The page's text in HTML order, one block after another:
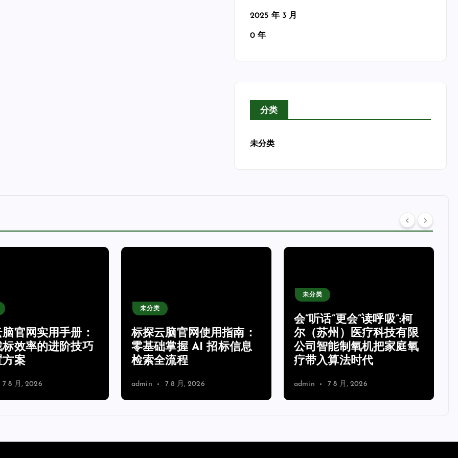
2025 年 3 月
0 年
分类
未分类
官网实用手册：
标效率的进阶技巧
方案
7 8 月, 2026
未分类
标探云脑官网使用指南：
零基础掌握 AI 招标信息
检索全流程
admin 7 8 月, 2026
未分类
会”听话”更会”读呼吸”:柯
尔（苏州）医疗科技有限
公司智能制氧机把家庭氧
疗带入算法时代
admin 7 8 月, 2026